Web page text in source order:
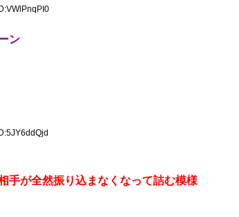
ン
手が全然振り込まなくなって詰む模様